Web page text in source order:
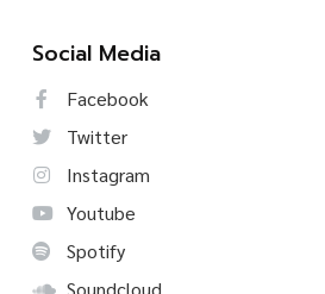
Social Media
Facebook
Twitter
Instagram
Youtube
Spotify
Soundcloud